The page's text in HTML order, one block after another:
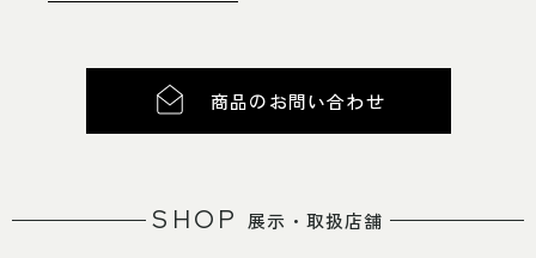
前町26
Google map
営業時間 平日 11：00～18：00
土・日・祝 11：00～19：00
052-734-8477
商品のお問い合わせ
SHOP展示・取扱店舗